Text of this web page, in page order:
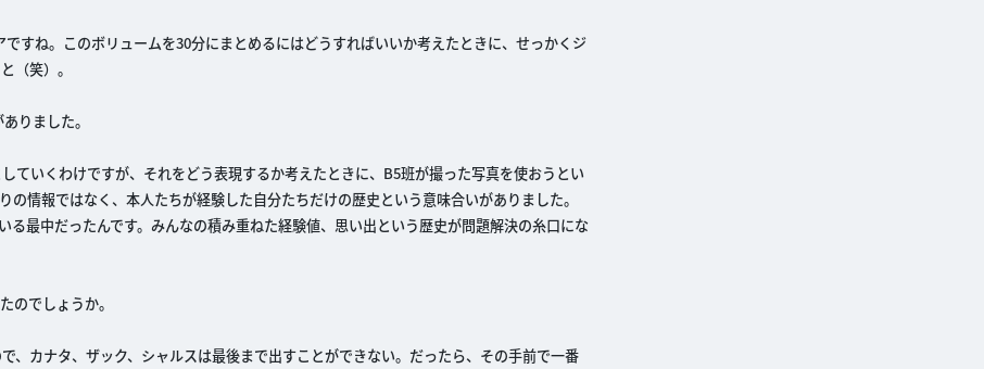
すね。このボリュームを30分にまとめるにはどうすればいいか考えたときに、せっかくジ
（笑）。
りました。
いくわけですが、それをどう表現するか考えたときに、B5班が撮った写真を使おうとい
情報ではなく、本人たちが経験した自分たちだけの歴史という意味合いがありました。
最中だったんです。みんなの積み重ねた経験値、思い出という歴史が問題解決の糸口にな
でしょうか。
カナタ、ザック、シャルスは最後まで出すことができない。だったら、その手前で一番